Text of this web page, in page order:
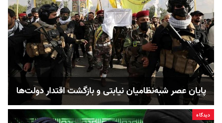
پایان عصر شبه‌نظامیان نیابتی و بازگشت اقتدار دولت‌ها
دیدگاه